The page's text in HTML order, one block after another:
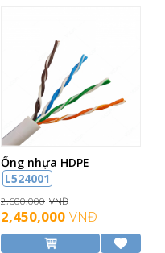
Ống nhựa HDPE
L524001
2,600,000 VNĐ
2,450,000 VNĐ